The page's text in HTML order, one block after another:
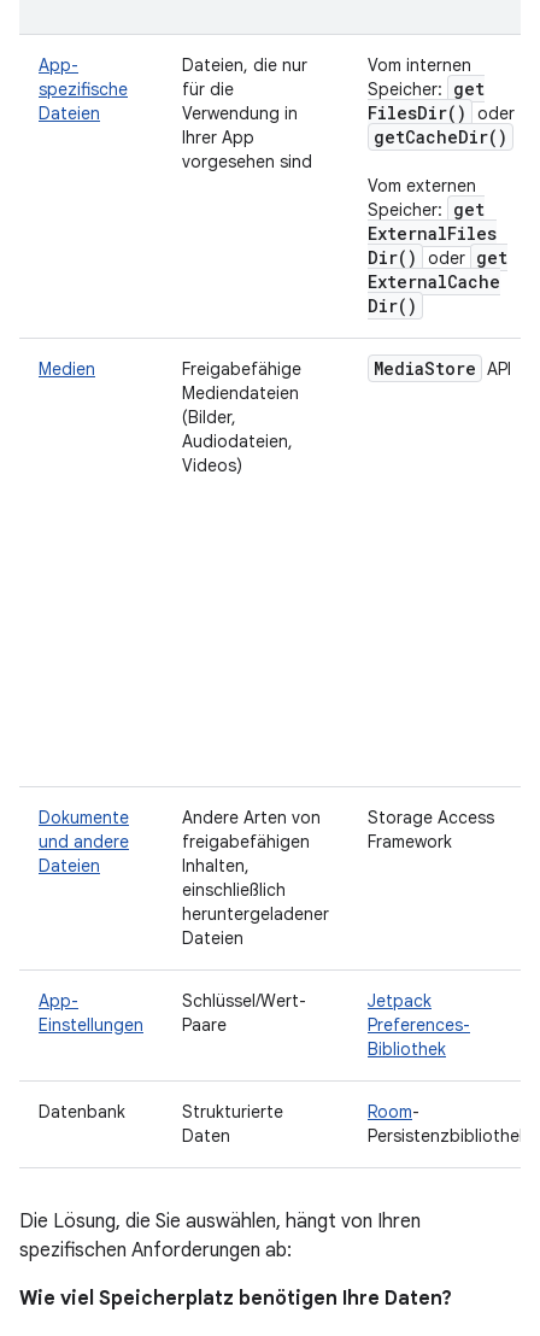
App-
spezifische
Dateien
Dateien, die nur
für die
Verwendung in
Ihrer App
vorgesehen sind
Vom internen
Speicher:
get
FilesDir( ) oder
getCacheDir( )
Vom externen
Speicher:
get
ExternalFiles
Dir( ) oder get
ExternalCache
Dir( )
Medien
Freigabefähige
Mediendateien
(Bilder,
Audiodateien,
Videos)
MediaStore API
Dokumente
und andere
Dateien
Andere Arten von
freigabefähigen
Inhalten,
einschließlich
heruntergeladener
Dateien
Storage Access
Framework
App-
Einstellungen
Schlüssel/Wert-
Paare
Jetpack
Preferences-
Bibliothek
Datenbank
Strukturierte
Daten
Room-
Persistenzbibliothek
Die Lösung, die Sie auswählen, hängt von Ihren
spezifischen Anforderungen ab:
Wie viel Speicherplatz benötigen Ihre Daten?